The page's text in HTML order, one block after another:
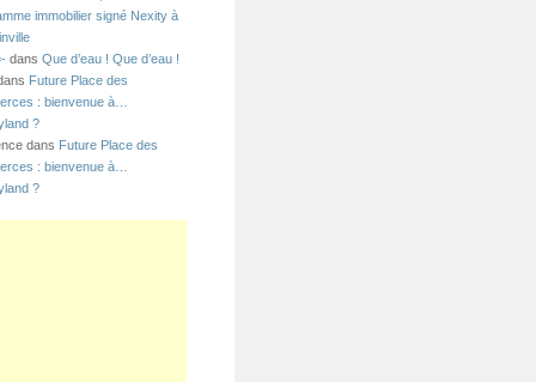
immobilier signé Nexity à
dansQue d’eau ! Que d’eau !
Future Place des
: bienvenue à…
?
dans Future Place des
: bienvenue à…
?